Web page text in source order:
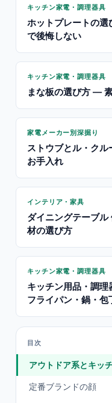
キッチン家電・調理器具
ホットプレートの
で後悔しない
キッチン家電・調理器具
まな板の選び方 —
家電メーカー別深掘り
ストウブとル・ク
お手入れ
インテリア・家具
ダイニングテーブ
材の選び方
キッチン家電・調理器具
キッチン用品・調
フライパン・鍋・包
目次
アウトドア系とキッ
定番ブランドの顔